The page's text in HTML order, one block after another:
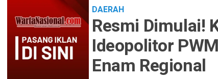
DAERAH
Resmi Dimulai!
Ideopolitor
Enam Regional